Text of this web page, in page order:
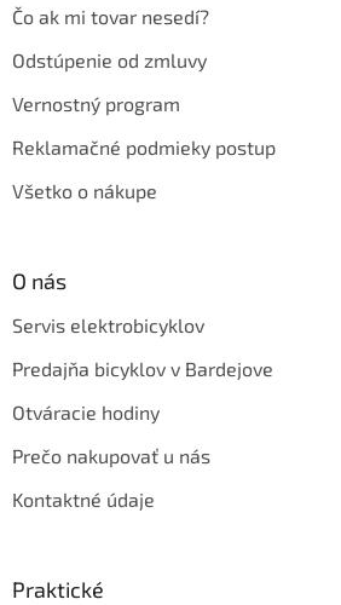
Čo ak mi tovar nesedí?
Odstúpenie od zmluvy
Vernostný program
Reklamačné podmieky postup
Všetko o nákupe
O nás
Servis elektrobicyklov
Predajňa bicyklov v Bardejove
Otváracie hodiny
Prečo nakupovať u nás
Kontaktné údaje
Praktické